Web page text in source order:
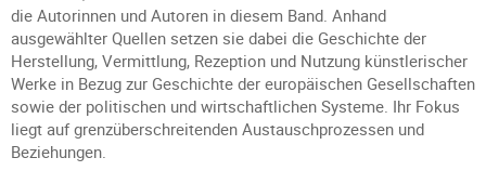
die Autorinnen und Autoren in diesem Band. Anhand
ausgewählter Quellen setzen sie dabei die Geschichte der
Herstellung, Vermittlung, Rezeption und Nutzung künstlerischer
Werke in Bezug zur Geschichte der europäischen Gesellschaften
sowie der politischen und wirtschaftlichen Systeme. Ihr Fokus
liegt auf grenzüberschreitenden Austauschprozessen und
Beziehungen.